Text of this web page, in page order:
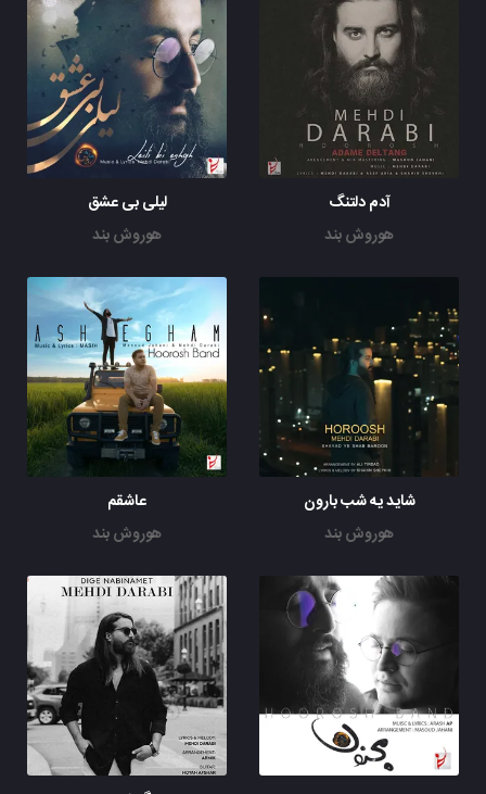
آدم دلتنگ
هوروش بند
لیلی بی عشق
هوروش بند
شاید یه شب بارون
هوروش بند
عاشقم
هوروش بند